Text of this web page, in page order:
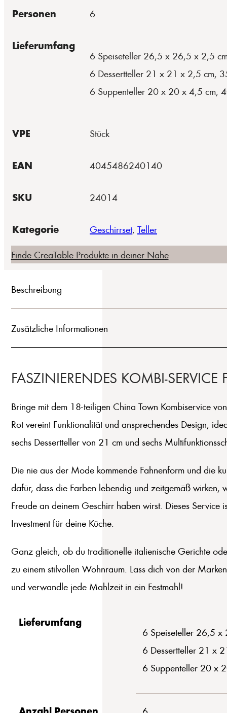
Personen 6
Lieferumfang
6 Speiseteller 26,5 x 26,5 x 2,5
6 Dessertteller 21 x 21 x 2,5 cm,
6 Suppenteller 20 x 20 x 4,5 cm,
VPE Stück
EAN 4045486240140
SKU 24014
Kategorie Geschirrset, Teller
Finde CreaTable Produkte in deiner Nähe
Beschreibung
Zusätzliche Informationen
FASZINIERENDES KOMBI-SERVICE
Bringe mit dem 18-teiligen China Town Kombiservice
Rot vereint Funktionalität und ansprechendes Design,
sechs Dessertteller von 21 cm und sechs
Die nie aus der Mode kommende Fahnenform und die
dafür, dass die Farben lebendig und zeitgemäß
Freude an deinem Geschirr haben wirst. Dieses
Investment für deine Küche.
Ganz gleich, ob du traditionelle italienische Gerichte
zu einem stilvollen Wohnraum. Lass dich von der
und verwandle jede Mahlzeit in ein Festmahl!
Lieferumfang
6 Speiseteller 26,5
6 Dessertteller 21 x
6 Suppenteller 20 x